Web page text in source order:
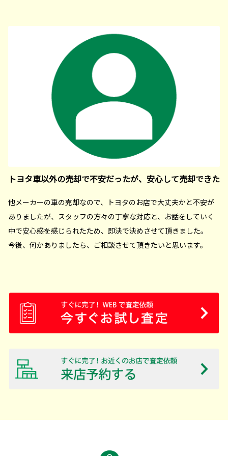
トヨタ車以外の売却で不安だったが、安心して売却できた
他メーカーの車の売却なので、トヨタのお店で大丈夫かと不安が
ありましたが、スタッフの方々の丁寧な対応と、お話をしていく
中で安心感を感じられたため、即決で決めさせて頂きました。
今後、何かありましたら、ご相談させて頂きたいと思います。